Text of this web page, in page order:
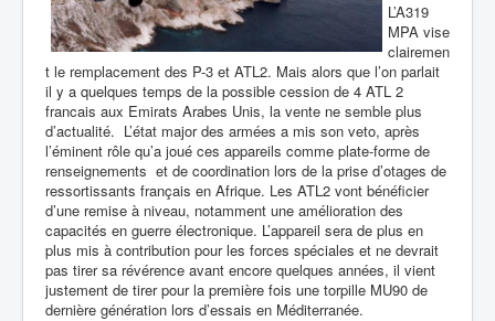
L’A319
MPA vise
clairemen
t le remplacement des P-3 et ATL2. Mais alors que l’on parlait
il y a quelques temps de la possible cession de 4 ATL 2
francais aux Emirats Arabes Unis, la vente ne semble plus
d’actualité. L’état major des armées a mis son veto, après
l’éminent rôle qu’a joué ces appareils comme plate-forme de
renseignements et de coordination lors de la prise d’otages de
ressortissants français en Afrique. Les ATL2 vont bénéficier
d’une remise à niveau, notamment une amélioration des
capacités en guerre électronique. L’appareil sera de plus en
plus mis à contribution pour les forces spéciales et ne devrait
pas tirer sa révérence avant encore quelques années, il vient
justement de tirer pour la première fois une torpille MU90 de
dernière génération lors d’essais en Méditerranée.